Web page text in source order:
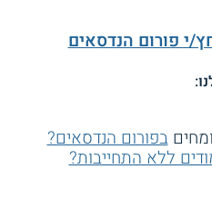
י פורום הנדסאים
בפורום הנדסאים?
ללא התחייבות?